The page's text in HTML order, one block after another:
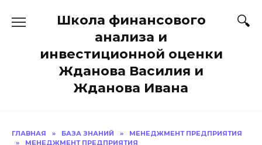
Школа финансового
анализа и
инвестиционной оценки
Жданова Василия и
Жданова Ивана
ГЛАВНАЯ » БАЗА ЗНАНИЙ »
МЕНЕДЖМЕНТ ПРЕДПРИЯТИЯ
»
МЕНЕДЖМЕНТ ПРЕДПРИЯТИЯ